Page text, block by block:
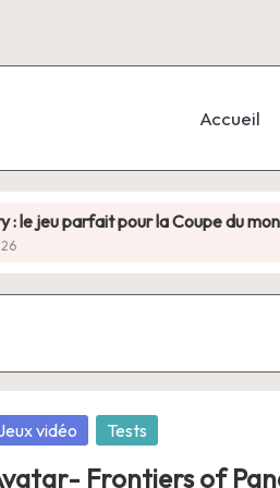
Accueil
parfait pour la Coupe du
vidéo Tests
Frontiers of